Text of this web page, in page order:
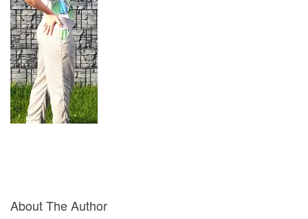
About The Author